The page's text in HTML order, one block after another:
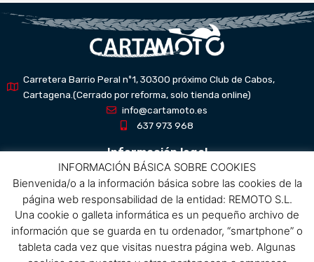
Carretera Barrio Peral nº1, 30300 próximo Club de Cabos,
Cartagena.(Cerrado por reforma, solo tienda online)
info@cartamoto.es
637 973 968
Información legal
Aviso Legal
Política de privacidad
Política de protección de datos
Política de cookies
Condiciones de compra
INFORMACIÓN BÁSICA SOBRE COOKIES
Bienvenida/o a la información básica sobre las cookies de la
página web responsabilidad de la entidad: REMOTO S.L.
Una cookie o galleta informática es un pequeño archivo de
información que se guarda en tu ordenador, “smartphone” o
tableta cada vez que visitas nuestra página web. Algunas